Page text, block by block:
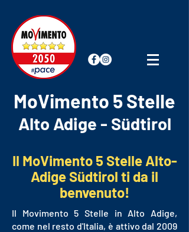
MoVimento 5 Stelle
Alto Adige - Südtirol
Il MoVimento 5 Stelle Alto-
Adige Südtirol ti da il
benvenuto!
Il Movimento 5 Stelle in Alto Adige,
come nel resto d'Italia, è attivo dal 2009